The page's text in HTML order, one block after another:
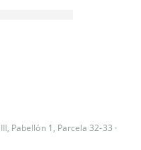
Pabellón 1, Parcela 32-33 ·